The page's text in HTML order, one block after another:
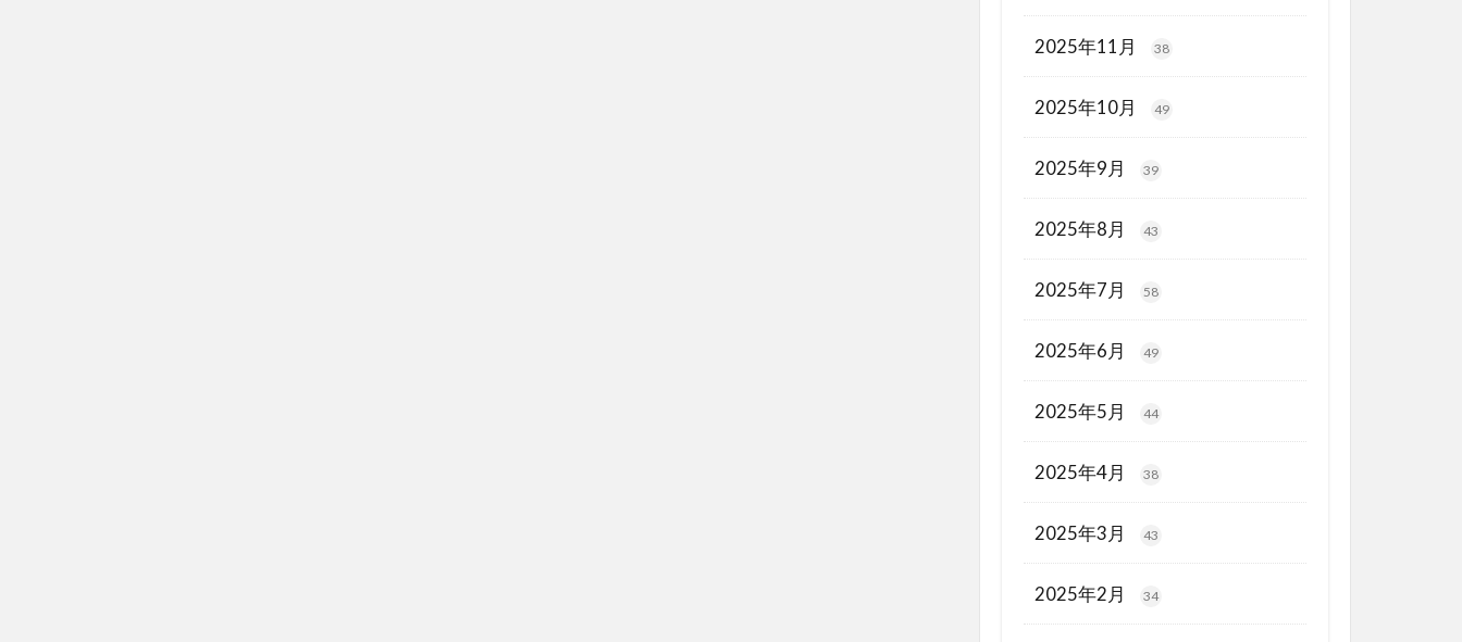
2025年11月 38
2025年10月 49
2025年9月 39
2025年8月 43
2025年7月 58
2025年6月 49
2025年5月 44
2025年4月 38
2025年3月 43
2025年2月 34